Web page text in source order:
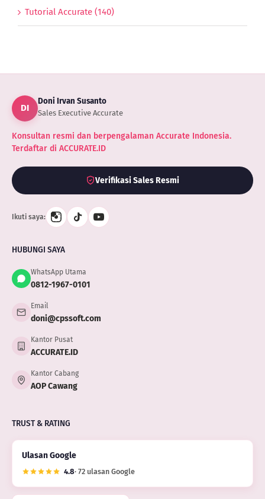
Tutorial Accurate (140)
DI
Doni Irvan Susanto
Sales Executive Accurate
Konsultan resmi dan berpengalaman Accurate Indonesia.
Terdaftar di ACCURATE.ID
Verifikasi Sales Resmi
Ikuti saya:
HUBUNGI SAYA
WhatsApp Utama
0812-1967-0101
Email
doni@cpssoft.com
Kantor Pusat
ACCURATE.ID
Kantor Cabang
AOP Cawang
TRUST & RATING
Ulasan Google
4.8· 72 ulasan Google